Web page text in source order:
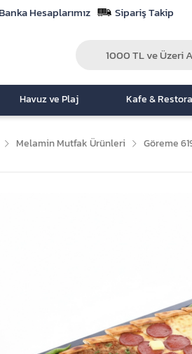
Banka Hesaplarımız Sipariş Takip
Havuz ve Plaj Kafe &
Melamin Mutfak Ürünleri Göreme